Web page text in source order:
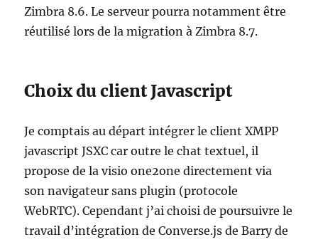
Zimbra 8.6. Le serveur pourra notamment être
réutilisé lors de la migration à Zimbra 8.7.
Choix du client Javascript
Je comptais au départ intégrer le client XMPP
javascript JSXC car outre le chat textuel, il
propose de la visio one2one directement via
son navigateur sans plugin (protocole
WebRTC). Cependant j’ai choisi de poursuivre le
travail d’intégration de Converse.js de Barry de